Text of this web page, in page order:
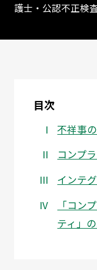
護士・公認不正検
目次
不祥事
コンプ
インテ
「コン
ティ」